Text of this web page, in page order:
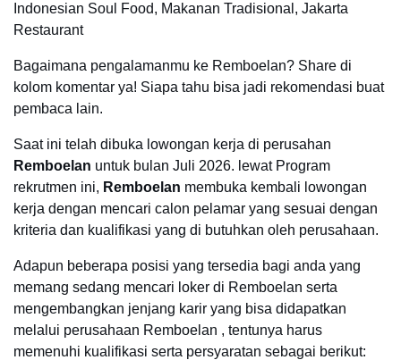
Indonesian Soul Food, Makanan Tradisional, Jakarta
Restaurant
Bagaimana pengalamanmu ke Remboelan? Share di
kolom komentar ya! Siapa tahu bisa jadi rekomendasi buat
pembaca lain.
Saat ini telah dibuka lowongan kerja di perusahan
Remboelan untuk bulan Juli 2026. lewat Program
rekrutmen ini, Remboelan membuka kembali lowongan
kerja dengan mencari calon pelamar yang sesuai dengan
kriteria dan kualifikasi yang di butuhkan oleh perusahaan.
Adapun beberapa posisi yang tersedia bagi anda yang
memang sedang mencari loker di Remboelan serta
mengembangkan jenjang karir yang bisa didapatkan
melalui perusahaan Remboelan , tentunya harus
memenuhi kualifikasi serta persyaratan sebagai berikut: